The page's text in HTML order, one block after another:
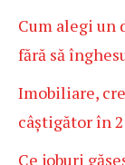
Cum alegi un
fără să
Imobiliare,
câștigător în
Ce joburi